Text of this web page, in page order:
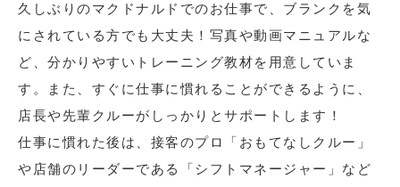
久しぶりのマクドナルドでのお仕事で、ブランクを気
にされている方でも大丈夫！写真や動画マニュアルな
ど、分かりやすいトレーニング教材を用意していま
す。また、すぐに仕事に慣れることができるように、
店長や先輩クルーがしっかりとサポートします！
仕事に慣れた後は、接客のプロ「おもてなしクルー」
や店舗のリーダーである「シフトマネージャー」など